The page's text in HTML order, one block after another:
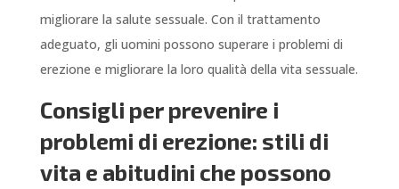
migliorare la salute sessuale. Con il trattamento
adeguato, gli uomini possono superare i problemi di
erezione e migliorare la loro qualità della vita sessuale.
Consigli per prevenire i
problemi di erezione: stili di
vita e abitudini che possono